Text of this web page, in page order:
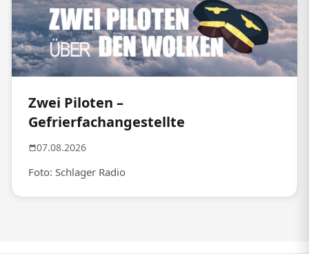
Zwei Piloten –
Gefrierfachangestellte
07.08.2026
Foto: Schlager Radio